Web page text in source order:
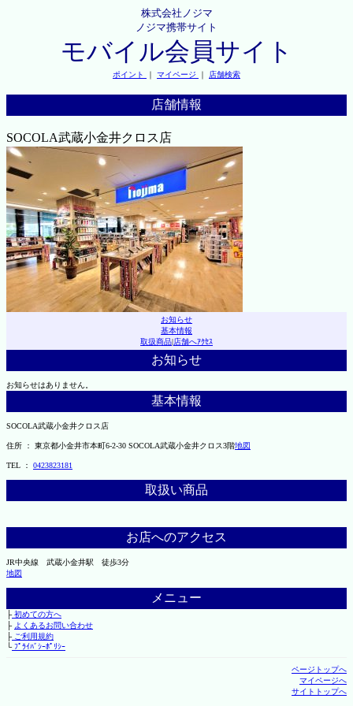
株式会社ノジマ
ノジマ携帯サイト
モバイル会員サイト
ポイント ｜ マイページ ｜ 店舗検索
店舗情報
SOCOLA武蔵小金井クロス店
お知らせ
基本情報
取扱商品|店舗へｱｸｾｽ
お知らせ
お知らせはありません。
基本情報
SOCOLA武蔵小金井クロス店
住所 ： 東京都小金井市本町6-2-30 SOCOLA武蔵小金井クロス3階地図
TEL ： 0423823181
取扱い商品
お店へのアクセス
JR中央線 武蔵小金井駅 徒歩3分
地図
メニュー
├初めての方へ
├ よくあるお問い合わせ
├ご利用規約
└ﾌﾟﾗｲﾊﾞｼｰﾎﾟﾘｼｰ
ページトップへ
マイページへ
サイトトップへ